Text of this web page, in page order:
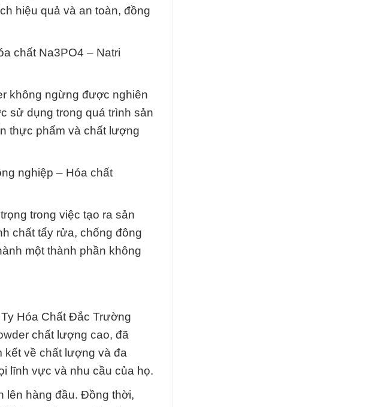
hiệu quả và an toàn, đồng
chất Na3PO4 – Natri
không ngừng được nghiên
sử dụng trong quá trình sản
thực phẩm và chất lượng
nghiệp – Hóa chất
trong việc tạo ra sản
chất tẩy rửa, chống đông
một thành phần không
Hóa Chất Đắc Trường
chất lượng cao, đã
kết về chất lượng và đa
lĩnh vực và nhu cầu của họ.
lên hàng đầu. Đồng thời,